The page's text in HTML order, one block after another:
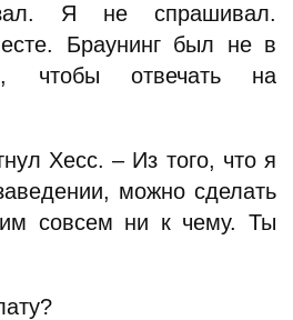
Я не спрашивал.
Браунинг был не в
чтобы отвечать на
Хесс. – Из того, что я
можно сделать
совсем ни к чему. Ты